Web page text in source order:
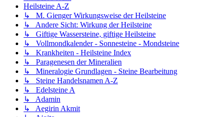
Heilsteine A-Z
↳ M. Gienger Wirkungsweise der Heilsteine
↳ Andere Sicht: Wirkung der Heilsteine
↳ Giftige Wassersteine, giftige Heilsteine
↳ Vollmondkalender - Sonnesteine - Mondsteine
↳ Krankheiten - Heilsteine Index
↳ Paragenesen der Mineralien
↳ Mineralogie Grundlagen - Steine Bearbeitung
↳ Steine Handelsnamen A-Z
↳ Edelsteine A
↳ Adamin
↳ Aegirin Akmit